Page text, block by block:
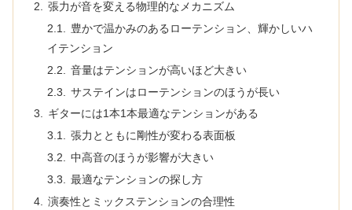
張力が音を変える物理的なメカニズム
豊かで温かみのあるローテンション、輝かしいハ
イテンション
音量はテンションが高いほど大きい
サステインはローテンションのほうが長い
ギターには1本1本最適なテンションがある
張力とともに剛性が変わる表面板
中高音のほうが影響が大きい
最適なテンションの探し方
演奏性とミックステンションの合理性